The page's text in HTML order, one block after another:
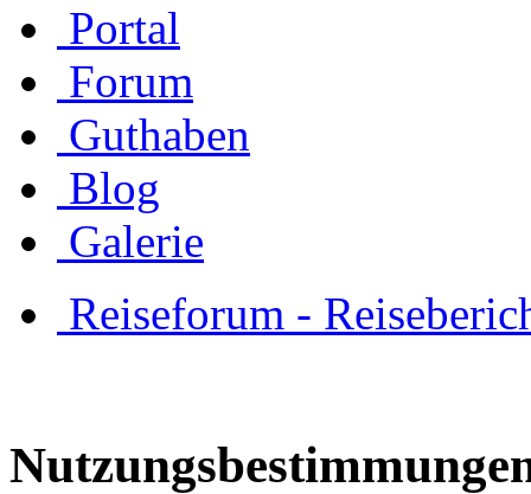
Portal
Forum
Guthaben
Blog
Galerie
Reiseforum -